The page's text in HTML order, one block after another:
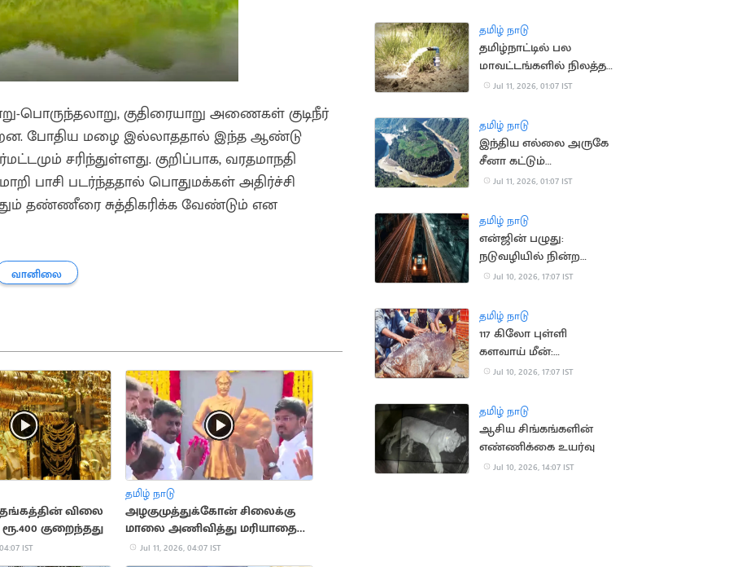
பொருந்தலாறு, குதிரையாறு அணைகள் குடிநீர்
போதிய மழை இல்லாததால் இந்த ஆண்டு
சரிந்துள்ளது. குறிப்பாக, வரதமாநதி
பாசி படர்ந்ததால் பொதுமக்கள் அதிர்ச்சி
தண்ணீரை சுத்திகரிக்க வேண்டும் என
வானிலை
விலை
குறைந்தது
IST
தமிழ் நாடு
அழகுமுத்துக்கோன் சிலைக்கு
மாலை அணிவித்து மரியாதை
செலுத்திய தவெக அமைச்சர்கள்
Jul 11, 2026, 04:07 IST
தமிழ் நாடு
தமிழ்நாட்டில் பல
மாவட்டங்களில் நிலத்தடி
நீர்மட்டம் சரிவு
Jul 11, 2026, 01:07 IST
தமிழ் நாடு
இந்திய எல்லை அருகே
சீனா கட்டும்
அணையால் நிலநடுக்க
Jul 11, 2026, 01:07 IST
தமிழ் நாடு
என்ஜின் பழுது:
நடுவழியில் நின்ற
ராமேஸ்வரம் எக்ஸ்பிரஸ்
Jul 10, 2026, 17:07 IST
தமிழ் நாடு
117 கிலோ புள்ளி
களவாய் மீன்:
மீனவர்களுக்கு
Jul 10, 2026, 17:07 IST
தமிழ் நாடு
ஆசிய சிங்கங்களின்
எண்ணிக்கை உயர்வு
Jul 10, 2026, 14:07 IST